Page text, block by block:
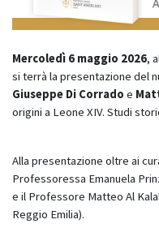
Mercoledì 6 maggio 2026,
si terrà la presentazione del
Giuseppe Di Corrado e
origini a Leone XIV. Studi
Alla presentazione oltre ai
Professoressa Emanuela
e il Professore Matteo Al
Reggio Emilia).